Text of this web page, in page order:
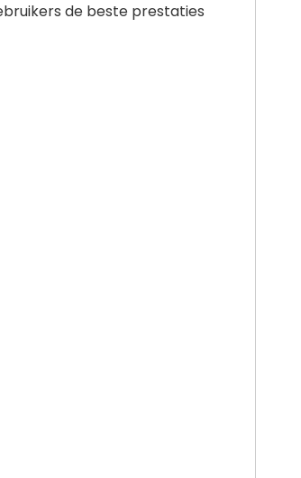
de beste prestaties